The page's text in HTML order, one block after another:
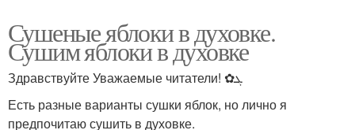
Сушеные яблоки в духовке.
Сушим яблоки в духовке
Здравствуйте Уважаемые читатели! ✿ܓ
Есть разные варианты сушки яблок, но лично я
предпочитаю сушить в духовке.